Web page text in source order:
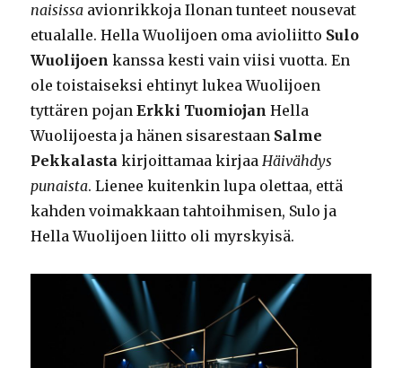
naisissa avionrikkoja Ilonan tunteet nousevat
etualalle. Hella Wuolijoen oma avioliitto Sulo
Wuolijoen kanssa kesti vain viisi vuotta. En
ole toistaiseksi ehtinyt lukea Wuolijoen
tyttären pojanErkki Tuomiojan Hella
Wuolijoesta ja hänen sisarestaan Salme
Pekkalasta kirjoittamaa kirjaaHäivähdys
punaista. Lienee kuitenkin lupa olettaa, että
kahden voimakkaan tahtoihmisen, Sulo ja
Hella Wuolijoen liitto oli myrskyisä.